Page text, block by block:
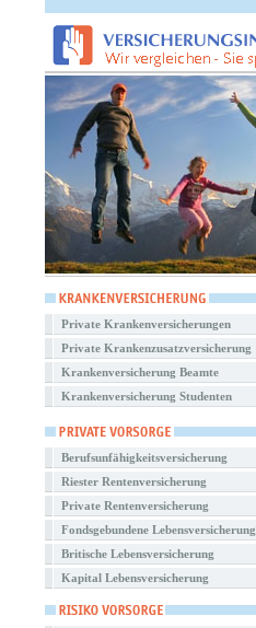
Private Krankenversicherungen
Private Krankenzusatzversicherung
Krankenversicherung Beamte
Krankenversicherung Studenten
Berufsunfähigkeitsversicherung
Riester Rentenversicherung
Private Rentenversicherung
Fondsgebundene Lebensversicherung
Britische Lebensversicherung
Kapital Lebensversicherung